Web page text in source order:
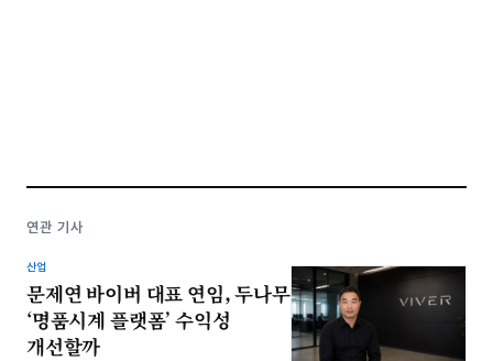
연관 기사
산업
문제연 바이버 대표 연임, 두나무
‘명품시계 플랫폼’ 수익성
개선할까